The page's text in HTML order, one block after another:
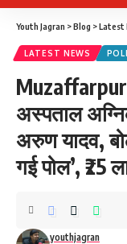
Youth Jagran >Blog >Latest
LATEST NEWS
अस्पताल
अरुण यादव,
गई पोल’,
youthjagran